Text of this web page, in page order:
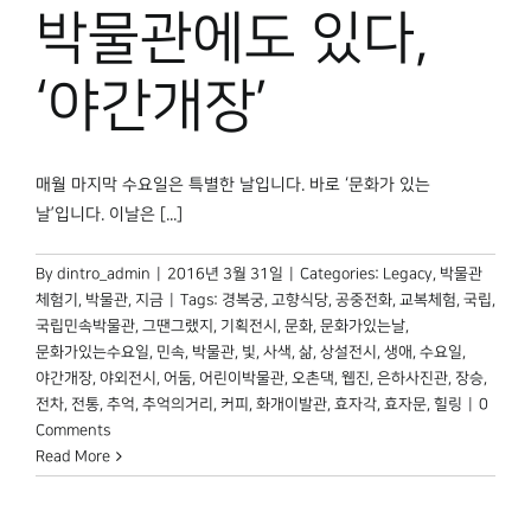
박물관 홈페이지
박물관에도 있다,
‘야간개장’
매월 마지막 수요일은 특별한 날입니다. 바로 ‘문화가 있는
날’입니다. 이날은 [...]
By dintro_admin 2016년 3월 31일 Categories: Legacy, 박물관
체험기 , 박물관, 지금 Tags: 경복궁, 고향식당, 공중전화, 교복체험, 국립,
국립민속박물관, 그땐그랬지 , 기획전시 , 문화, 문화가있는날,
문화가있는수요일, 민속, 박물관, 빛, 사색, 삶, 상설전시 , 생애 , 수요일,
야간개장, 야외전시 , 어둠, 어린이박물관, 오촌댁, 웹진, 은하사진관, 장승,
전차, 전통, 추억, 추억의거리 , 커피 , 화개이발관, 효자각, 효자문, 힐링
0
Comments
Read More